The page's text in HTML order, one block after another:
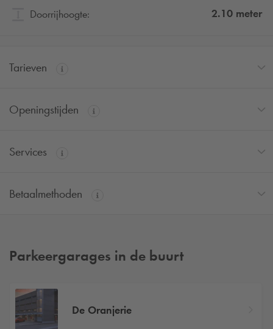
Doorrijhoogte:
2.10 meter
Tarieven
Openingstijden
Services
Betaalmethoden
Parkeergarages in de buurt
De Oranjerie